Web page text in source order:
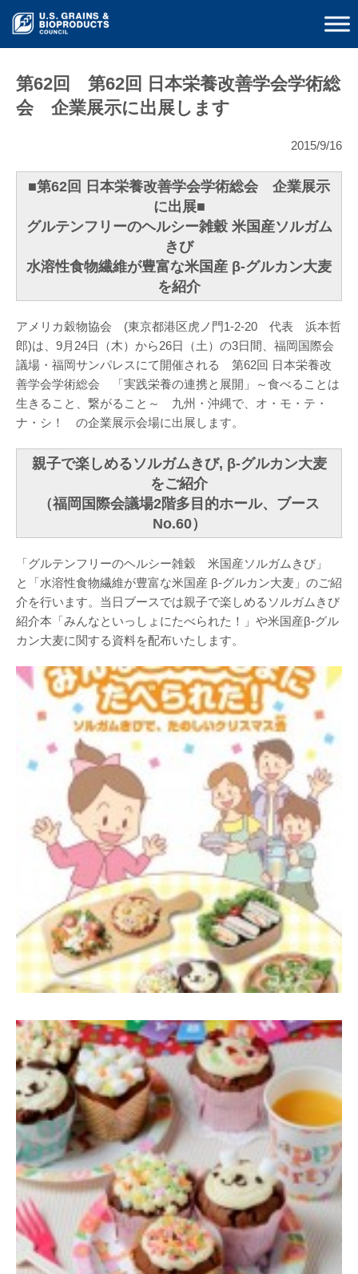
第62回 第62回 日本栄養改善学会学術総
会 企業展示に出展します
2015/9/16
■第62回 日本栄養改善学会学術総会 企業展示
に出展■
グルテンフリーのヘルシー雑穀 米国産ソルガム
きび
水溶性食物繊維が豊富な米国産 β-グルカン大麦
を紹介
アメリカ穀物協会 (東京都港区虎ノ門1-2-20 代表 浜本哲
郎)は、9月24日（木）から26日（土）の3日間、福岡国際会
議場・福岡サンパレスにて開催される 第62回 日本栄養改
善学会学術総会 「実践栄養の連携と展開」～食べることは
生きること、繋がること～ 九州・沖縄で、オ・モ・テ・
ナ・シ！ の企業展示会場に出展します。
親子で楽しめるソルガムきび, β-グルカン大麦
をご紹介
（福岡国際会議場2階多目的ホール、ブース
No.60）
「グルテンフリーのヘルシー雑穀 米国産ソルガムきび」
と「水溶性食物繊維が豊富な米国産 β-グルカン大麦」のご紹
介を行います。当日ブースでは親子で楽しめるソルガムきび
紹介本「みんなといっしょにたべられた！」や米国産β-グル
カン大麦に関する資料を配布いたします。